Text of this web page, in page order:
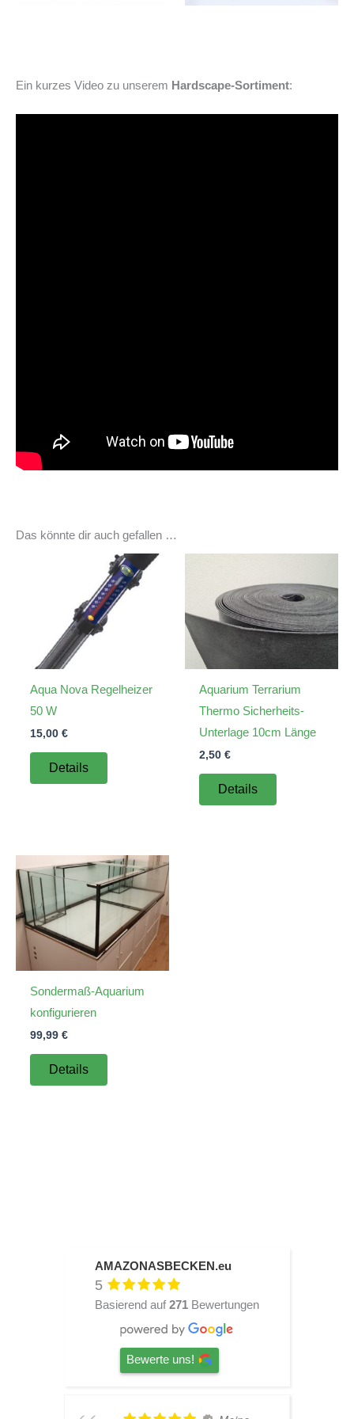
Ein kurzes Video zu unserem Hardscape-Sortiment:
Das könnte dir auch gefallen …
Aqua Nova Regelheizer
50 W
15,00 €
Details
Aquarium Terrarium
Thermo Sicherheits-
Unterlage 10cm Länge
2,50 €
Details
Sondermaß-Aquarium
konfigurieren
99,99 €
Details
AMAZONASBECKEN.eu
5
Basierend auf 271 Bewertungen
Bewerte uns!